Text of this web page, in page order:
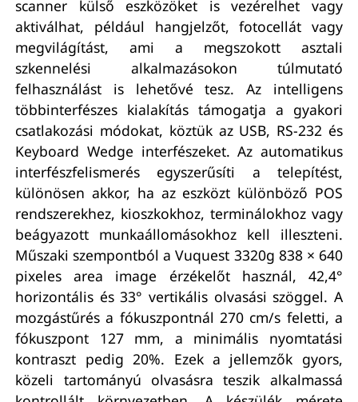
scanner külső eszközöket is vezérelhet vagy
aktiválhat, például hangjelzőt, fotocellát vagy
megvilágítást, ami a megszokott asztali
szkennelési alkalmazásokon túlmutató
felhasználást is lehetővé tesz. Az intelligens
többinterfészes kialakítás támogatja a gyakori
csatlakozási módokat, köztük az USB, RS-232 és
Keyboard Wedge interfészeket. Az automatikus
interfészfelismerés egyszerűsíti a telepítést,
különösen akkor, ha az eszközt különböző POS
rendszerekhez, kioszkokhoz, terminálokhoz vagy
beágyazott munkaállomásokhoz kell illeszteni.
Műszaki szempontból a Vuquest 3320g 838 × 640
pixeles area image érzékelőt használ, 42,4°
horizontális és 33° vertikális olvasási szöggel. A
mozgástűrés a fókuszpontnál 270 cm/s feletti, a
fókuszpont 127 mm, a minimális nyomtatási
kontraszt pedig 20%. Ezek a jellemzők gyors,
közeli tartományú olvasásra teszik alkalmassá